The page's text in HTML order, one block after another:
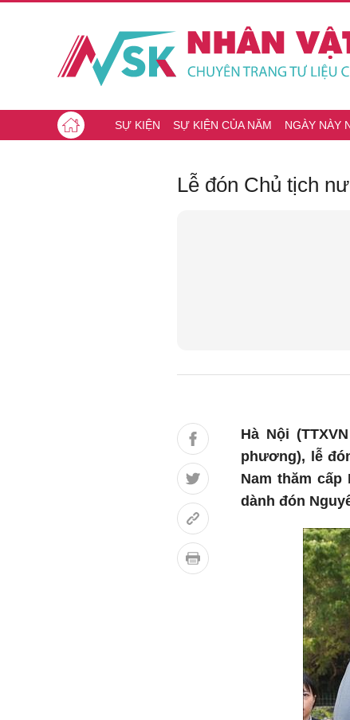
SỰ KIỆN SỰ KIỆN CỦA NĂM NGÀY NÀY
Lễ đón Chủ tịch
Hà Nội
phương), lễ
Nam thăm
dành đón